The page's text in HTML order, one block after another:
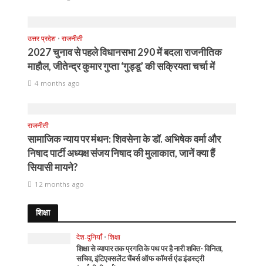
उत्तर प्रदेश • राजनीती
2027 चुनाव से पहले विधानसभा 290 में बदला राजनीतिक
माहौल, जीतेन्द्र कुमार गुप्ता ‘गुड्डू’ की सक्रियता चर्चा में
4 months ago
राजनीती
सामाजिक न्याय पर मंथन: शिवसेना के डॉ. अभिषेक वर्मा और
निषाद पार्टी अध्यक्ष संजय निषाद की मुलाकात, जानें क्या हैं
सियासी मायने?
12 months ago
शिक्षा
देश-दुनियाँ • शिक्षा
शिक्षा से व्यापार तक प्रगति के पथ पर है नारी शक्ति- विनिता,
सचिव, इंटिएक्सलेंट चैंबर्स ऑफ कॉमर्स एंड इंडस्ट्री